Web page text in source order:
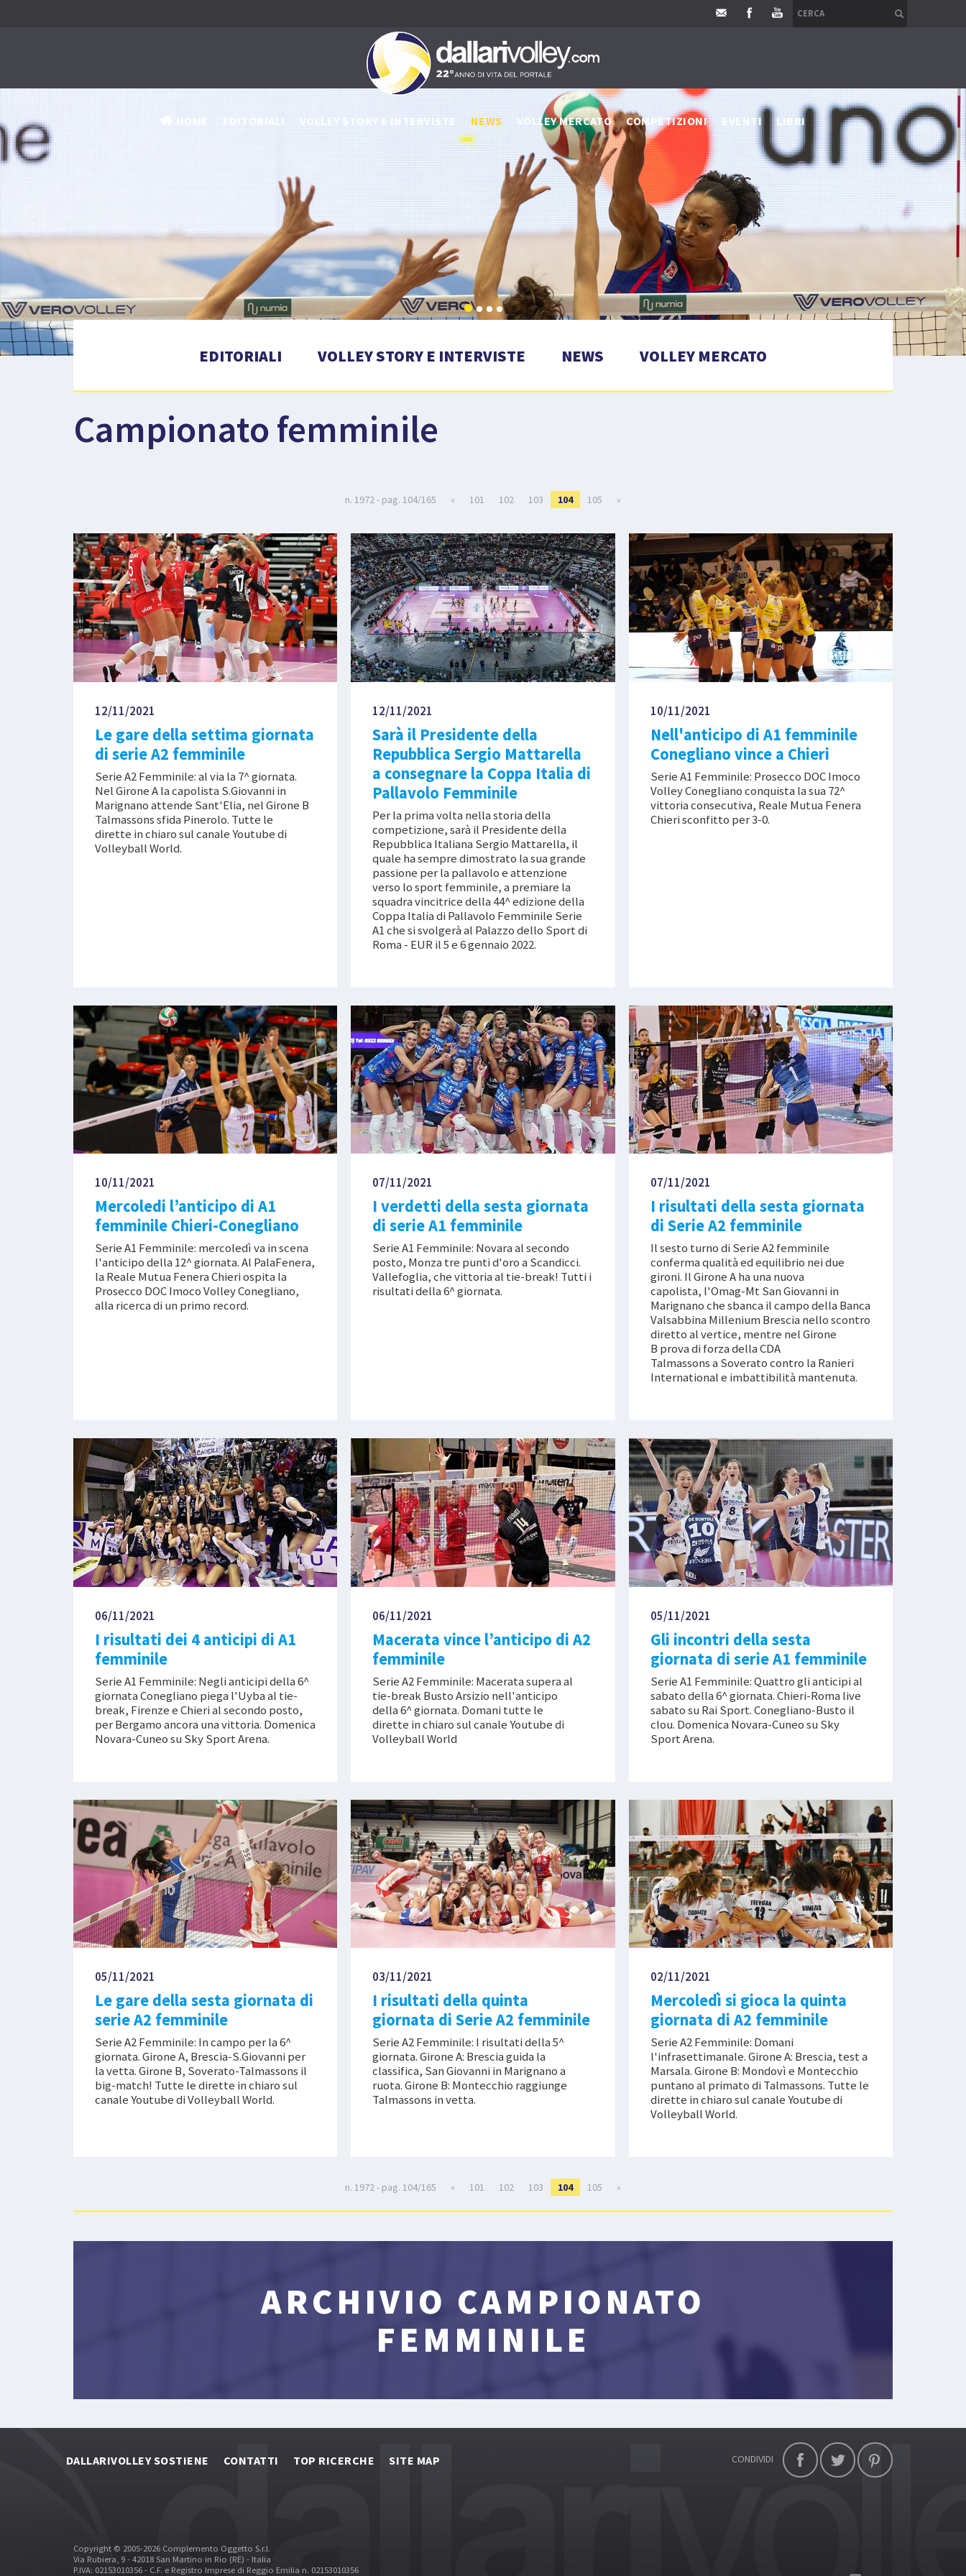
HOME EDITORIALI VOLLEY STORY E INTERVISTE NEWS VOLLEY MERCATO COMPETIZIONI EVENTI LIBRI
›
EDITORIALI VOLLEY STORY E INTERVISTE NEWS VOLLEY MERCATO
Campionato femminile
n. 1972 - pag. 104/165 « 101 102 103 104 105 »
12/11/2021
Le gare della settima giornata
di serie A2 femminile
Serie A2 Femminile: al via la 7^ giornata.
Nel Girone A la capolista S.Giovanni in
Marignano attende Sant'Elia, nel Girone B
Talmassons sfida Pinerolo. Tutte le
dirette in chiaro sul canale Youtube di
Volleyball World.
12/11/2021
Sarà il Presidente della
Repubblica Sergio Mattarella
a consegnare la Coppa Italia di
Pallavolo Femminile
Per la prima volta nella storia della
competizione, sarà il Presidente della
Repubblica Italiana Sergio Mattarella, il
quale ha sempre dimostrato la sua grande
passione per la pallavolo e attenzione
verso lo sport femminile, a premiare la
squadra vincitrice della 44^ edizione della
Coppa Italia di Pallavolo Femminile Serie
A1 che si svolgerà al Palazzo dello Sport di
Roma - EUR il 5 e 6 gennaio 2022.
10/11/2021
Nell'anticipo di A1 femminile
Conegliano vince a Chieri
Serie A1 Femminile: Prosecco DOC Imoco
Volley Conegliano conquista la sua 72^
vittoria consecutiva, Reale Mutua Fenera
Chieri sconfitto per 3-0.
10/11/2021
Mercoledi l’anticipo di A1
femminile Chieri-Conegliano
Serie A1 Femminile: mercoledì va in scena
l'anticipo della 12^ giornata. Al PalaFenera,
la Reale Mutua Fenera Chieri ospita la
Prosecco DOC Imoco Volley Conegliano,
alla ricerca di un primo record.
07/11/2021
I verdetti della sesta giornata
di serie A1 femminile
Serie A1 Femminile: Novara al secondo
posto, Monza tre punti d'oro a Scandicci.
Vallefoglia, che vittoria al tie-break! Tutti i
risultati della 6^ giornata.
07/11/2021
I risultati della sesta giornata
di Serie A2 femminile
Il sesto turno di Serie A2 femminile
conferma qualità ed equilibrio nei due
gironi. Il Girone A ha una nuova
capolista, l'Omag-Mt San Giovanni in
Marignano che sbanca il campo della Banca
Valsabbina Millenium Brescia nello scontro
diretto al vertice, mentre nel Girone
B prova di forza della CDA
Talmassons a Soverato contro la Ranieri
International e imbattibilità mantenuta.
06/11/2021
I risultati dei 4 anticipi di A1
femminile
Serie A1 Femminile: Negli anticipi della 6^
giornata Conegliano piega l'Uyba al tie-
break, Firenze e Chieri al secondo posto,
per Bergamo ancora una vittoria. Domenica
Novara-Cuneo su Sky Sport Arena.
06/11/2021
Macerata vince l’anticipo di A2
femminile
Serie A2 Femminile: Macerata supera al
tie-break Busto Arsizio nell'anticipo
della 6^ giornata. Domani tutte le
dirette in chiaro sul canale Youtube di
Volleyball World
05/11/2021
Gli incontri della sesta
giornata di serie A1 femminile
Serie A1 Femminile: Quattro gli anticipi al
sabato della 6^ giornata. Chieri-Roma live
sabato su Rai Sport. Conegliano-Busto il
clou. Domenica Novara-Cuneo su Sky
Sport Arena.
05/11/2021
Le gare della sesta giornata di
serie A2 femminile
Serie A2 Femminile: In campo per la 6^
giornata. Girone A, Brescia-S.Giovanni per
la vetta. Girone B, Soverato-Talmassons il
big-match! Tutte le dirette in chiaro sul
canale Youtube di Volleyball World.
03/11/2021
I risultati della quinta
giornata di Serie A2 femminile
Serie A2 Femminile: I risultati della 5^
giornata. Girone A: Brescia guida la
classifica, San Giovanni in Marignano a
ruota. Girone B: Montecchio raggiunge
Talmassons in vetta.
02/11/2021
Mercoledì si gioca la quinta
giornata di A2 femminile
Serie A2 Femminile: Domani
l'infrasettimanale. Girone A: Brescia, test a
Marsala. Girone B: Mondovì e Montecchio
puntano al primato di Talmassons. Tutte le
dirette in chiaro sul canale Youtube di
Volleyball World.
n. 1972 - pag. 104/165 « 101 102 103 104 105 »
ARCHIVIO CAMPIONATO
FEMMINILE
DALLARIVOLLEY SOSTIENE CONTATTI TOP RICERCHE SITE MAP CONDIVIDI
Copyright © 2005-2026 Complemento Oggetto S.r.l.
Via Rubiera, 9 - 42018 San Martino in Rio (RE) - Italia
P.IVA: 02153010356 - C.F. e Registro Imprese di Reggio Emilia n. 02153010356